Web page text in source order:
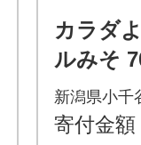
カラダ
ルみそ
みそ 山
小千谷市
新潟県小千
寄付金額